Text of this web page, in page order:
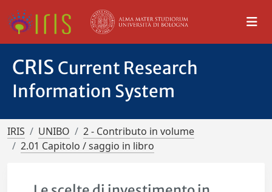
CRIS Current Research
Information System
IRIS UNIBO
2 - Contributo in volume
2.01 Capitolo / saggio in libro